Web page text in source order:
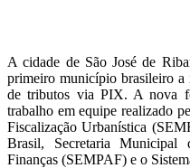
A cidade de São José de
primeiro município brasileiro a
de tributos via PIX. A nova
trabalho em equipe realizado
Fiscalização Urbanística
Brasil, Secretaria Municipal
Finanças (SEMPAF) e o